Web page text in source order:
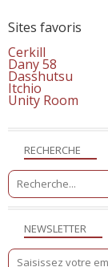
NEWSLETTER
RECHERCHE
Sites favoris
Cerkill
Dany 58
Dasshutsu
Itchio
Unity Room